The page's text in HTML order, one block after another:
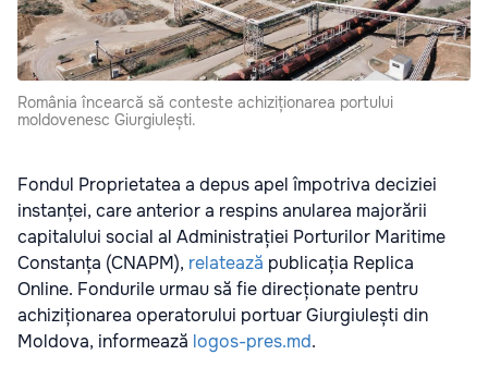
România încearcă să conteste achiziționarea portului
moldovenesc Giurgiulești.
Fondul Proprietatea a depus apel împotriva deciziei
instanței, care anterior a respins anularea majorării
capitalului social al Administrației Porturilor Maritime
Constanța (CNAPM), relatează publicația Replica
Online. Fondurile urmau să fie direcționate pentru
achiziționarea operatorului portuar Giurgiulești din
Moldova, informează logos-pres.md.